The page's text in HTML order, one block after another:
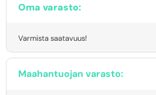
Oma varasto:
Varmista saatavuus!
Maahantuojan varasto: